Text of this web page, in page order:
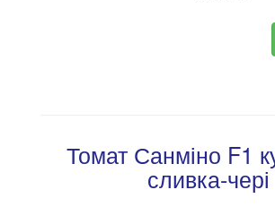
Томат Санміно F1
сливка-чері